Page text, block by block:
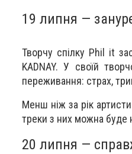
19 липня —
Творчу спілку Phil it
KADNAY. У своїй
переживання: страх,
Менш ніж за рік
треки з них можна буде
20 липня —